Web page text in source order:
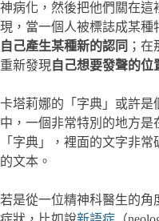
神病化，然後把他們關在
現，當一個人被標誌成某
自己產生某種新的認同 ；
重新發現 自己想要發聲的位
卡塔莉娜的「字典」或許是
中，一個非常特別的地方是
「字典」，裡面的文字非
的文本。
若是從一位精神科醫生的